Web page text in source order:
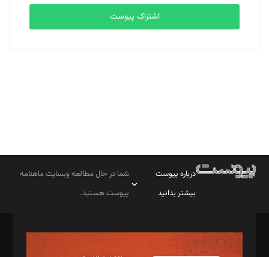
بابک نقاش
تحریریه
اشتراک پیوست
درباره پیوست
بیشتر بدانید
شما در حال مطالعه وبسایت ماهنامه
پیوست هستید.
مدیر مسئول: محمدباقر اثنی‌عشری